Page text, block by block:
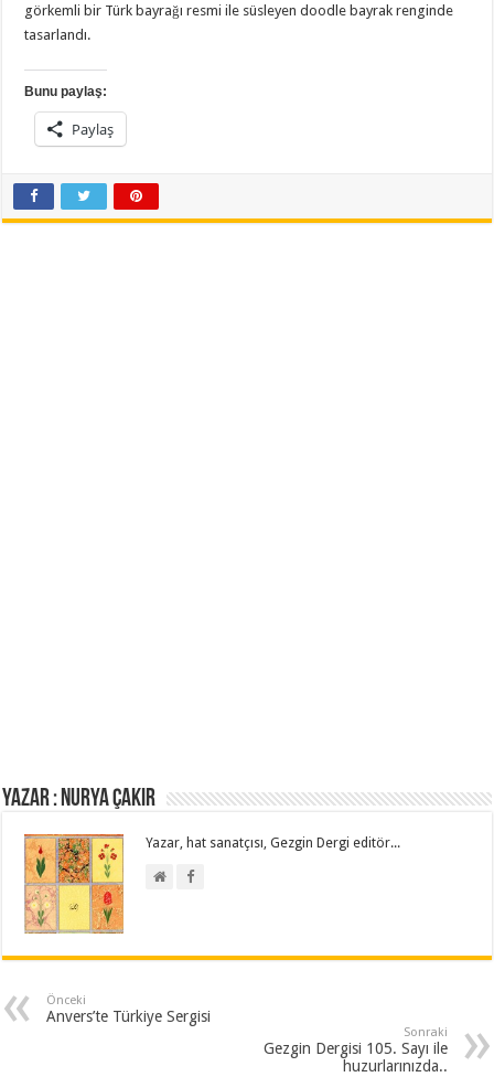
görkemli bir Türk bayrağı resmi ile süsleyen doodle bayrak renginde
tasarlandı.
Bunu paylaş:
Paylaş
Yazar : NURYA ÇAKIR
Yazar, hat sanatçısı, Gezgin Dergi editör...
Önceki
Anvers’te Türkiye Sergisi
Sonraki
Gezgin Dergisi 105. Sayı ile
huzurlarınızda..